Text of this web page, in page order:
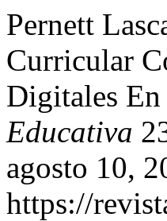
Pernett
Curricular
Digitales
Educativa
agosto 10,
https://